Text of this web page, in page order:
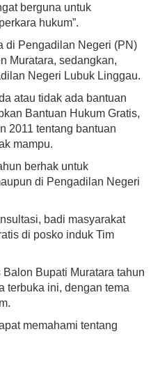
berguna untuk
hukum”.
di Pengadilan Negeri (PN)
Muratara, sedangkan,
Negeri Lubuk Linggau.
atau tidak ada bantuan
Bantuan Hukum Gratis,
2011 tentang bantuan
mampu.
berhak untuk
di Pengadilan Negeri
badi masyarakat
di posko induk Tim
Bupati Muratara tahun
terbuka ini, dengan tema
memahami tentang